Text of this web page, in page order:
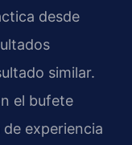
desde
similar.
el bufete
experiencia